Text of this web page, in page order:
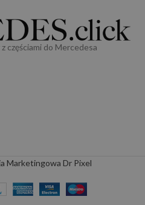
częściami do Mercedesa
Marketingowa Dr Pixel